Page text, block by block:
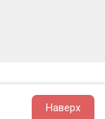
Наверх